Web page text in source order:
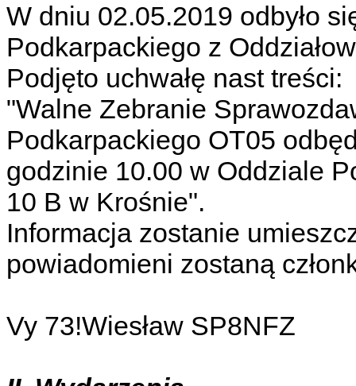
W dniu 02.05.2019 odbyło
Podkarpackiego z
Podjęto uchwałę nast treści:
"Walne Zebranie
Podkarpackiego OT05
godzinie 10.00 w Oddziale
10 B w Krośnie".
Informacja zostanie
powiadomieni zostaną
Vy 73!Wiesław SP8NFZ